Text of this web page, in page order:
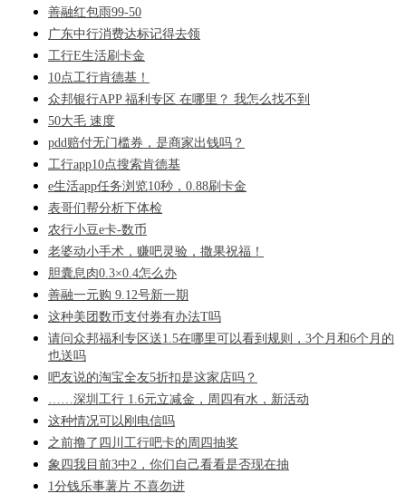
善融红包雨99-50
广东中行消费达标记得去领
工行E生活刷卡金
10点工行肯德基！
众邦银行APP 福利专区 在哪里？ 我怎么找不到
50大毛 速度
pdd赔付无门槛券，是商家出钱吗？
工行app10点搜索肯德基
e生活app任务浏览10秒，0.88刷卡金
表哥们帮分析下体检
农行小豆e卡-数币
老婆动小手术，赚吧灵验，撒果祝福！
胆囊息肉0.3×0.4怎么办
善融一元购 9.12号新一期
这种美团数币支付券有办法T吗
请问众邦福利专区送1.5在哪里可以看到规则，3个月和6个月的
也送吗
吧友说的淘宝全友5折扣是这家店吗？
……深圳工行 1.6元立减金，周四有水，新活动
这种情况可以刚电信吗
之前撸了四川工行吧卡的周四抽奖
象四我目前3中2，你们自己看看是否现在抽
1分钱乐事薯片 不喜勿进